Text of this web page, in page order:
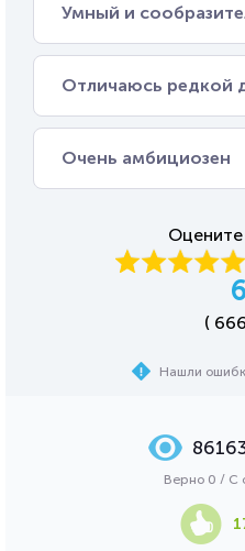
Умный и
Отличаюсь редкой
Очень амбициозен
Оцените
(
Нашли
Верно 0 / С